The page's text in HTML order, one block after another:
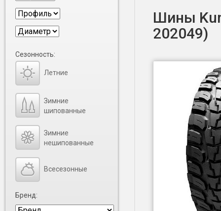
Шины
202049)
Сезонность:
Летние
Зимние
шипованные
Зимние
нешипованные
Всесезонные
Бренд: